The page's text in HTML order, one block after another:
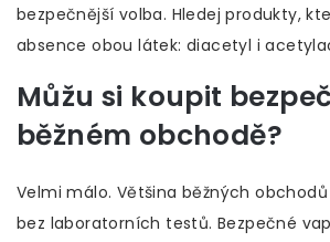
bezpečnější volba. Hledej produkty,
absence obou látek: diacetyl i
Můžu si koupit
běžném obchodě?
Velmi málo. Většina běžných
bez laboratorních testů. Bezpečné